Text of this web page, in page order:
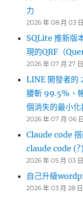
力
2026 年 08 月 03 日
SQLite 推新版
現的QRF（
2026 年 07 月 27 日
LINE 開發者的
腰斬 99.5%、
個消失的最小化
2026 年 07 月 06 日
Claude code
claude code (?)
2026 年 05 月 03 日
自己升級
2026 年 03 月 28 日